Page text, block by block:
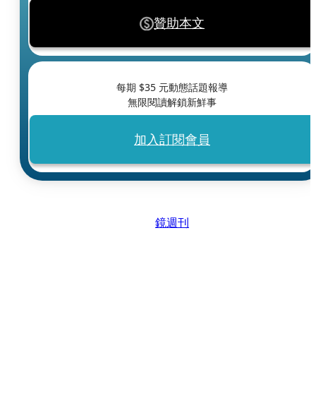
贊助本文
每期 $35 元動態話題報導
無限閱讀解鎖新鮮事
加入訂閱會員
鏡週刊